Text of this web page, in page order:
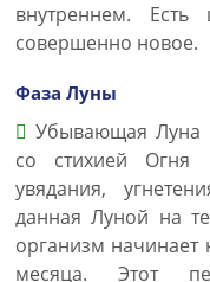
внутреннем.
совершенно новое.
Фаза Луны
Убывающая Луна
со стихией Огня
увядания,
данная Луной на
организм начинает
месяца. Этот